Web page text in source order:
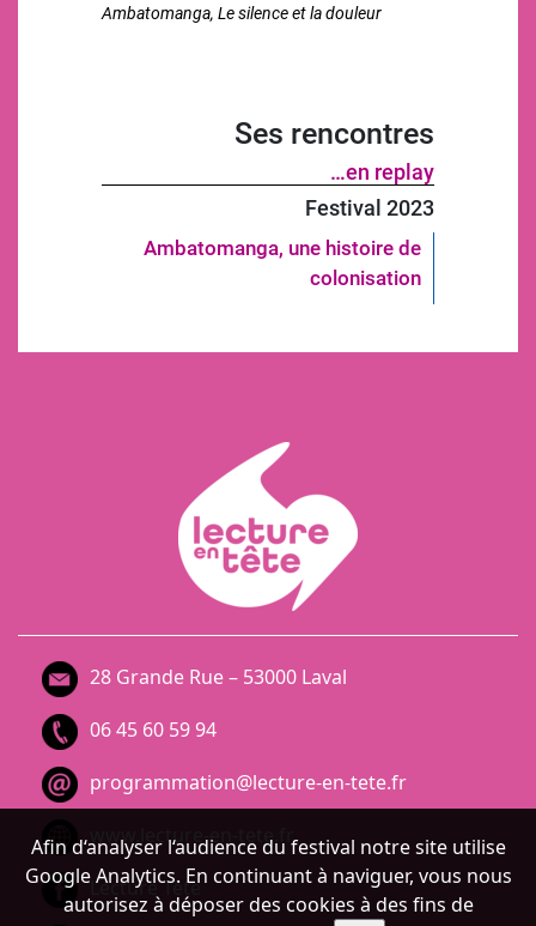
Afin d‘analyser l‘audience du festival notre site utilise
Google Analytics. En continuant à naviguer, vous nous
autorisez à déposer des cookies à des fins de
Ambatomanga, Le silence et la douleur
Ses rencontres
…en replay
Festival 2023
Ambatomanga, une histoire de
colonisation
28 Grande Rue – 53000 Laval
06 45 60 59 94
programmation@lecture-en-tete.fr
www.lecture-en-tete.fr
Lecture Tête